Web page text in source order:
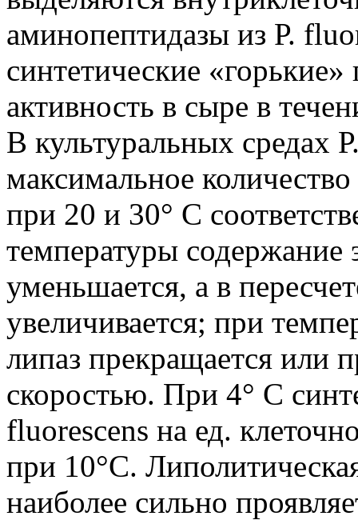
аминопептидазы из Р.
синтетические
активность в сыре в
В культуральных средах
максимальное
при 20 и 30° С
температуры содержание
уменьшается, а в
увеличивается; при
липаз прекращается или
скоростью. При 4° С
fluorescens на ед.
при 10°С.
наиболее сильно